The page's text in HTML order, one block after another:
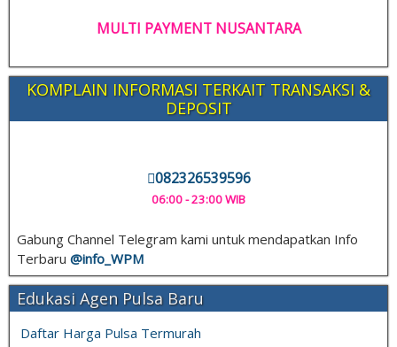
MULTI PAYMENT NUSANTARA
KOMPLAIN INFORMASI TERKAIT TRANSAKSI &
DEPOSIT
082326539596
06:00 - 23:00 WIB
Gabung Channel Telegram kami untuk mendapatkan Info
Terbaru @info_ WPM
Edukasi Agen Pulsa Baru
Daftar Harga Pulsa Termurah